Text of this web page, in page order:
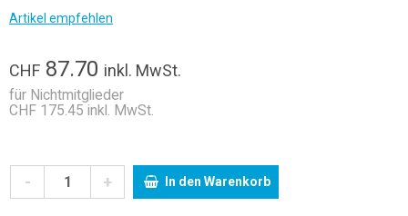
Artikel empfehlen
CHF 87.70 inkl. MwSt.
für Nichtmitglieder
CHF 175.45 inkl. MwSt.
- + In den Warenkorb